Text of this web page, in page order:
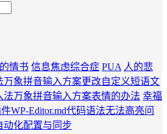
情书 信息焦虑综合症 PUA 人的悲
万象拼音输入方案更改自定义短语文
法万象拼音输入方案表情的办法 幸福
件WP-Editor.md代码语法无法高亮问
动化配置与同步